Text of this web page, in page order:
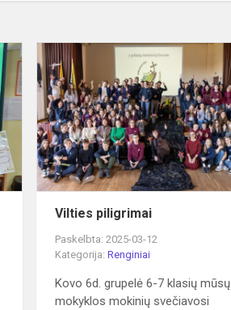
1-
4
klasių
lietuvių
kalbos
viktorina
„Gimtosios
kalbos
Vilties piligrimai
Paskelbta: 2025-03-12
Kategorija:Renginiai
Kovo 6d. grupelė 6-7 klasių mūsų
mokyklos mokinių svečiavosi